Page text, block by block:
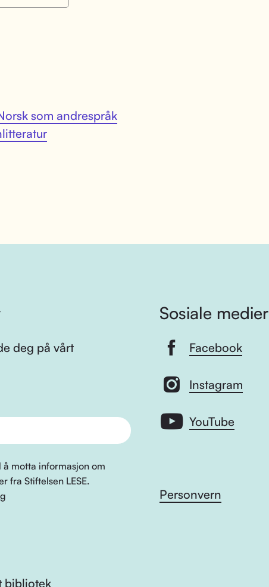
som andrespråk
deg på vårt
motta informasjon om
fra Stiftelsen LESE.
bibliotek
Sosiale medier
Facebook
Instagram
YouTube
Personvern